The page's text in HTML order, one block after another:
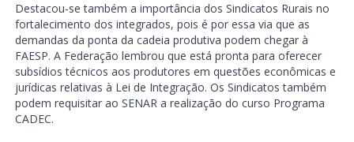
Destacou-se também a importância dos Sindicatos Rurais no
fortalecimento dos integrados, pois é por essa via que as
demandas da ponta da cadeia produtiva podem chegar à
FAESP. A Federação lembrou que está pronta para oferecer
subsídios técnicos aos produtores em questões econômicas e
jurídicas relativas à Lei de Integração. Os Sindicatos também
podem requisitar ao SENAR a realização do curso Programa
CADEC.